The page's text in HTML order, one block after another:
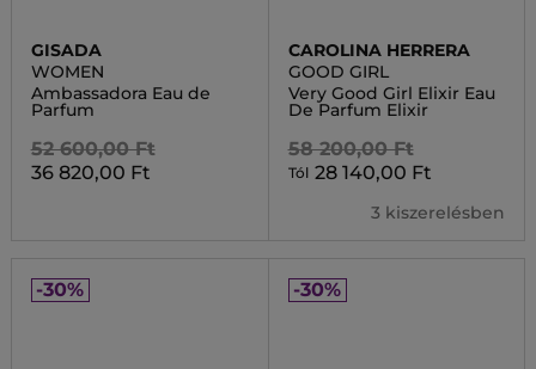
GISADA
WOMEN
Ambassadora Eau de
Parfum
52 600,00 Ft
36 820,00 Ft
CAROLINA HERRERA
GOOD GIRL
Very Good Girl Elixir Eau
De Parfum Elixir
58 200,00 Ft
Tól 28 140,00 Ft
3 kiszerelésben
-30% -30%